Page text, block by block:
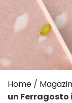
Home /
un Ferragosto